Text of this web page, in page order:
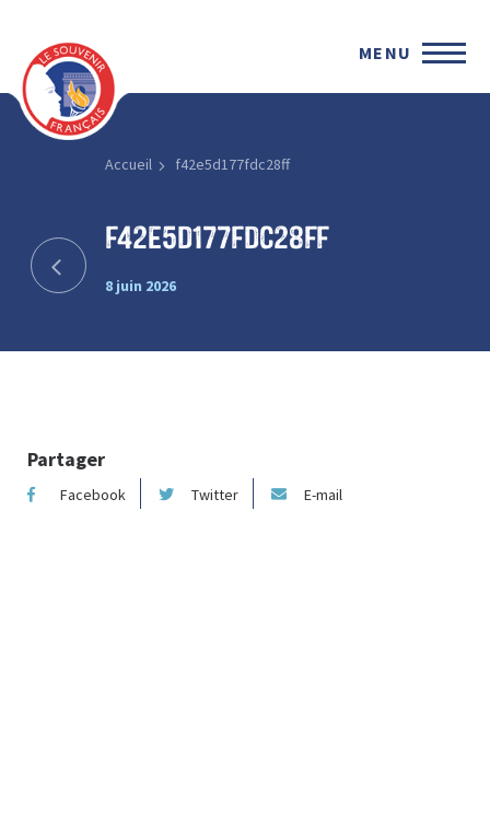
MENU
Accueil f42e5d177fdc28ff
f42e5d177fdc28ff
8 juin 2026
Partager
Facebook Twitter E-mail